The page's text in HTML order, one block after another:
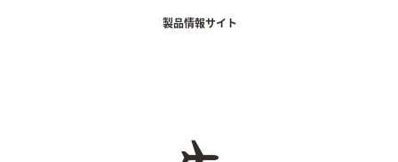
製品情報サイト